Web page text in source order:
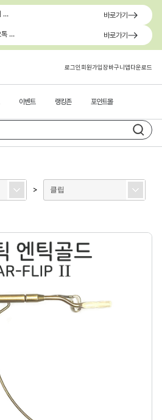
[진행중] 토스페이 결제시 최대 1.3만원 혜택 바로가기
[공지] 아이엔샵 카카오톡 1:1 문의 채널 이용 안내 바로가기
로그인회원가입장바구니앱다운로드
이벤트 랭킹존 포인트몰
> 클립